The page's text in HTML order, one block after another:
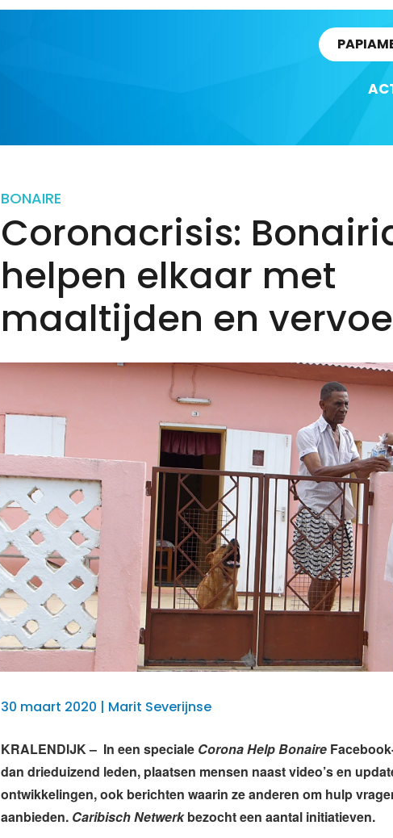
BONAIRE
Coronacrisis:
helpen elkaar met
maaltijden en
30 maart 2020 | Marit Severijnse
KRALENDIJK – In een speciale Corona Help Bonaire
dan drieduizend leden, plaatsen mensen naast video’s en
ontwikkelingen, ook berichten waarin ze anderen om hulp
aanbieden. Caribisch Netwerkbezocht een aantal initiatieven.